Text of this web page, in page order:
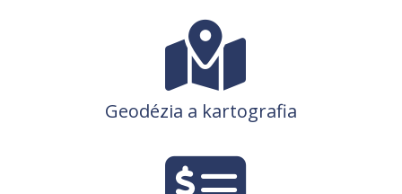
Geodézia a kartografia